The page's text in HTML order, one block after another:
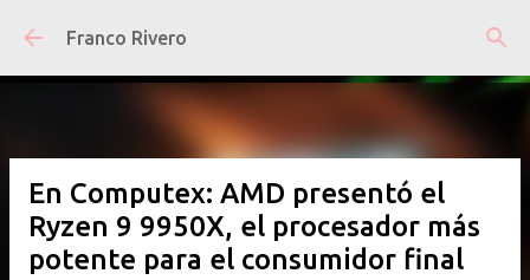
Ir al contenido principal
Franco Rivero
En Computex: AMD presentó el
Ryzen 9 9950X, el procesador más
potente para el consumidor final